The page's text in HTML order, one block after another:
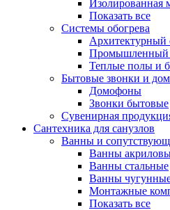
Изолированная
Показать все
Системы обогрева
Архитектурный
Промышленный
Теплые полы и
Бытовые звонки и
Домофоны
Звонки бытовые
Сувенирная
Сантехника для санузлов
Ванны и
Ванны
Ванны стальные
Ванны
Монтажные
Показать все